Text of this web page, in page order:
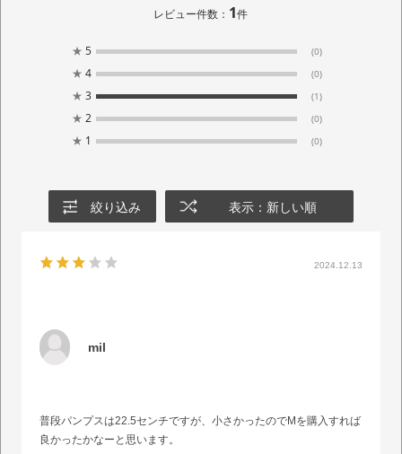
レビュー件数： 1件
★ 5 (0)
★ 4 (0)
★ 3 (1)
★ 2 (0)
★ 1 (0)
絞り込み 表示：新しい順
2024.12.13
mil
普段パンプスは22.5センチですが、小さかったのでMを購入すれば
良かったかなーと思います。